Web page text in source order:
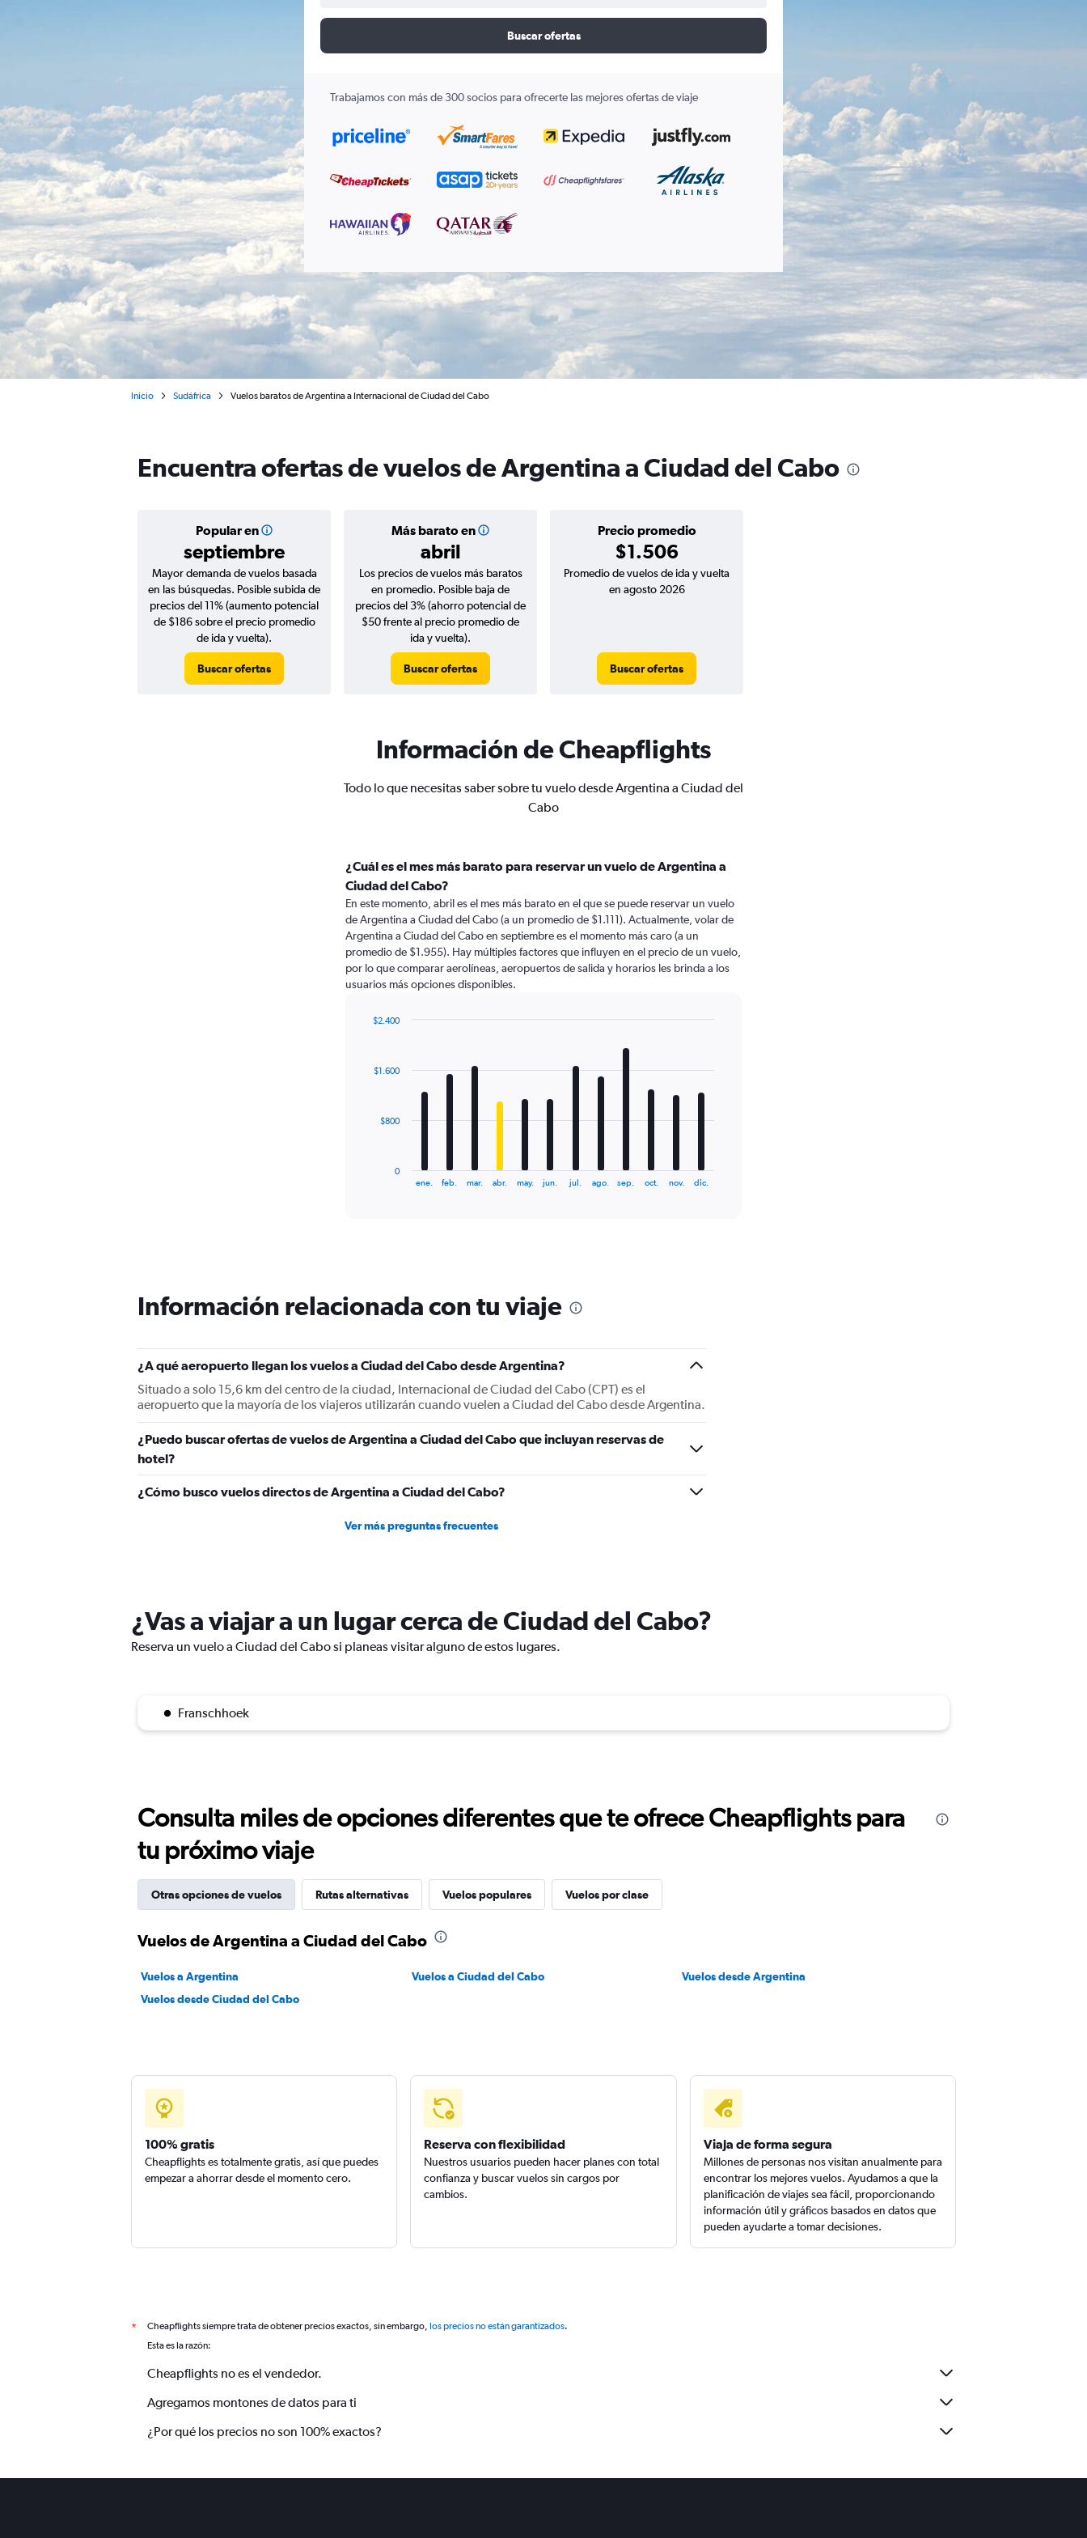
Buscar ofertas
Trabajamos con más de 300 socios para ofrecerte las mejores ofertas de viaje
Inicio Sudáfrica Vuelos baratos de Argentina a Internacional de Ciudad del Cabo
Encuentra ofertas de vuelos de Argentina a Ciudad del Cabo
Popular en
septiembre
Más barato en
abril
Precio promedio
$1.506
Mayor demanda de vuelos basada
en las búsquedas. Posible subida de
precios del 11% (aumento potencial
de $186 sobre el precio promedio
de ida y vuelta).
Buscar ofertas
Los precios de vuelos más baratos
en promedio. Posible baja de
precios del 3% (ahorro potencial de
$50 frente al precio promedio de
ida y vuelta).
Buscar ofertas
Promedio de vuelos de ida y vuelta
en agosto 2026
Buscar ofertas
Información de Cheapflights
Todo lo que necesitas saber sobre tu vuelo desde Argentina a Ciudad del
Cabo
¿Cuál es el mes más barato para reservar un vuelo de Argentina a
Ciudad del Cabo?
En este momento, abril es el mes más barato en el que se puede reservar un vuelo
de Argentina a Ciudad del Cabo (a un promedio de $1.111). Actualmente, volar de
Argentina a Ciudad del Cabo en septiembre es el momento más caro (a un
promedio de $1.955). Hay múltiples factores que influyen en el precio de un vuelo,
por lo que comparar aerolíneas, aeropuertos de salida y horarios les brinda a los
usuarios más opciones disponibles.
12
The
chart
has
Y
axis
displaying
values.
Range:
0
to
ene. feb. mar. abr. may. jun. jul. ago. sep. oct. nov. dic.
0
$800
$1.600
$2.400
Información relacionada con tu viaje
¿A qué aeropuerto llegan los vuelos a Ciudad del Cabo desde Argentina?
Situado a solo 15,6 km del centro de la ciudad, Internacional de Ciudad del Cabo (CPT) es el
aeropuerto que la mayoría de los viajeros utilizarán cuando vuelen a Ciudad del Cabo desde Argentina.
¿Puedo buscar ofertas de vuelos de Argentina a Ciudad del Cabo que incluyan reservas de
hotel?
¿Cómo busco vuelos directos de Argentina a Ciudad del Cabo?
Ver más preguntas frecuentes
¿Vas a viajar a un lugar cerca de Ciudad del Cabo?
Reserva un vuelo a Ciudad del Cabo si planeas visitar alguno de estos lugares.
Franschhoek
Consulta miles de opciones diferentes que te ofrece Cheapflights para
tu próximo viaje
Otras opciones de vuelos Rutas alternativas Vuelos populares Vuelos por clase
Vuelos de Argentina a Ciudad del Cabo
Vuelos a Argentina Vuelos a Ciudad del Cabo
Vuelos desde Argentina
Vuelos desde Ciudad del Cabo
100% gratis
Cheapflights es totalmente gratis, así que puedes
empezar a ahorrar desde el momento cero.
Reserva con flexibilidad
Nuestros usuarios pueden hacer planes con total
confianza y buscar vuelos sin cargos por
cambios.
Viaja de forma segura
Millones de personas nos visitan anualmente para
encontrar los mejores vuelos. Ayudamos a que la
planificación de viajes sea fácil, proporcionando
información útil y gráficos basados en datos que
pueden ayudarte a tomar decisiones.
* Cheapflights siempre trata de obtener precios exactos, sin embargo, los precios no están garantizados.
Esta es la razón:
Cheapflights no es el vendedor.
Agregamos montones de datos para ti
¿Por qué los precios no son 100% exactos?